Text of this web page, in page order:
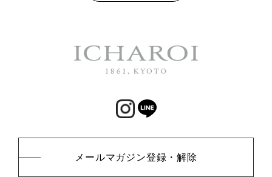
メールマガジン登録・解除